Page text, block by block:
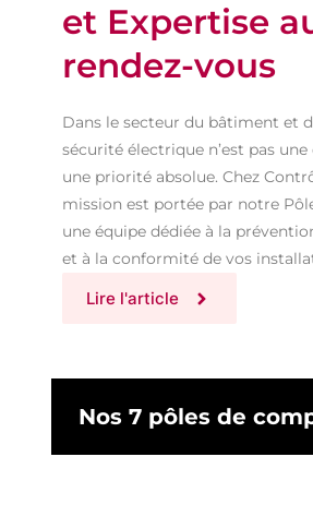
et Expertise
rendez-vous
Dans le secteur du bâtiment et
sécurité électrique n’est pas
une priorité absolue. Chez
mission est portée par notre
une équipe dédiée à la
et à la conformité de vos
Lire l'article
Nos 7 pôles de